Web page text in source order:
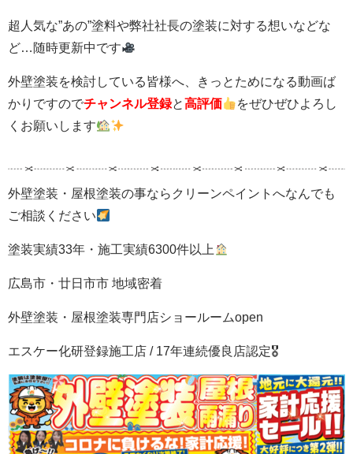
超人気な”あの”塗料や弊社社長の塗装に対する想いなどな
ど…随時更新中です
外壁塗装を検討している皆様へ、きっとためになる動画ば
かりですのでチャンネル登録と高評価
をぜひぜひよろし
くお願いします
外壁塗装・屋根塗装の事ならクリーンペイントへなんでも
ご相談ください
塗装実績33年・施工実績6300件以上
広島市・廿日市市 地域密着
外壁塗装・屋根塗装専門店ショールームopen
エスケー化研登録施工店 / 17年連続優良店認定🎖